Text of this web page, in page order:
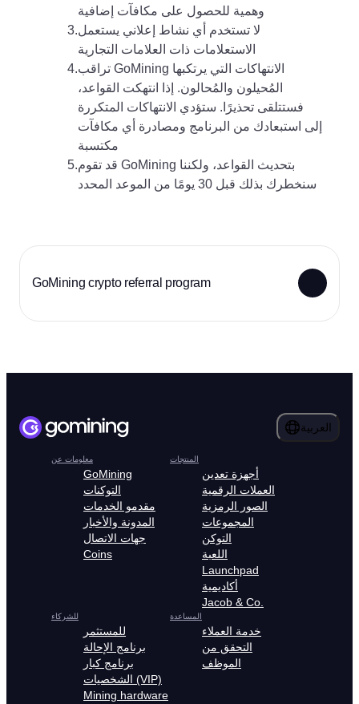
وهمية للحصول على مكافآت إضافية
3.لا تستخدم أي نشاط إعلاني يستعمل
الاستعلامات ذات العلامات التجارية
4.تراقب GoMining الانتهاكات التي يرتكبها
المُحيلون والمُحالون. إذا انتهكت القواعد،
فستتلقى تحذيرًا. ستؤدي الانتهاكات المتكررة
إلى استبعادك من البرنامج ومصادرة أي مكافآت
مكتسبة
5.قد تقوم GoMining بتحديث القواعد، ولكننا
سنخطرك بذلك قبل 30 يومًا من الموعد المحدد
GoMining crypto referral program
العربية
معلومات عن
GoMining
التوكنات
مقدمو الخدمات
المدونة والأخبار
جهات الاتصال
Coins
المنتجات
أجهزة تعدين
العملات الرقمية
الصور الرمزية
المجموعات
التوكن
اللعبة
Launchpad
أكاديمية
Jacob & Co.
للشركاء
للمستثمر
برنامج الإحالة
برنامج كبار
الشخصيات (VIP)
Mining hardware
المساعدة
خدمة العملاء
التحقق من
الموظف